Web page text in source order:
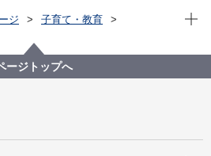
ジ
子育て・教育
保育・教育の質向上
現在
ージトップへ